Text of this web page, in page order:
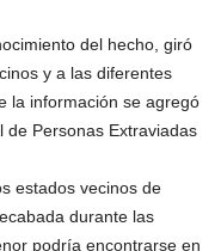
del hecho, giró
y a las diferentes
la información se agregó
de Personas Extraviadas
estados vecinos de
durante las
podría encontrarse en